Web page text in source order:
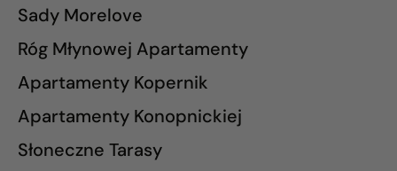
Sady Morelove
Róg Młynowej Apartamenty
Apartamenty Kopernik
Apartamenty Konopnickiej
Słoneczne Tarasy